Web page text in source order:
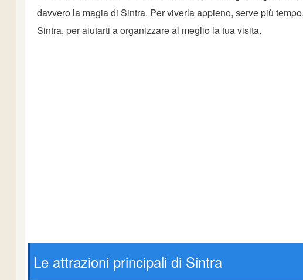
davvero la magia di Sintra. Per viverla appieno, serve più
Sintra, per aiutarti a organizzare al meglio la tua visita.
Le attrazioni principali di Sintra